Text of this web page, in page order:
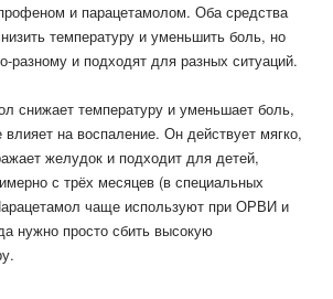
и парацетамолом. Оба средства
температуру и уменьшить боль, но
разному и подходят для разных ситуаций.
снижает температуру и уменьшает боль,
влияет на воспаление. Он действует мягко,
желудок и подходит для детей,
с трёх месяцев (в специальных
чаще используют при ОРВИ и
нужно просто сбить высокую